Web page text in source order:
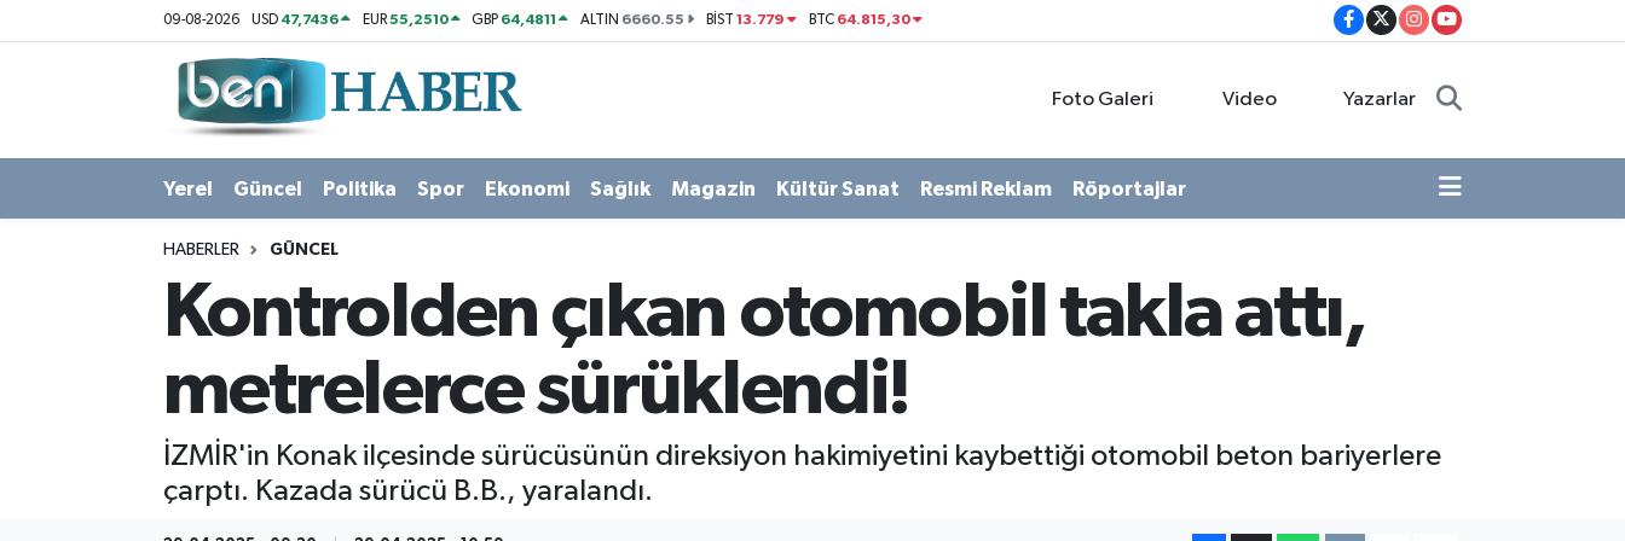
09-08-2026 USD 47,7436 EUR55,2510 GBP 64,4811 ALTIN 6660.55 BİST13.779 BTC 64.815,30
Foto Galeri Video Yazarlar
Yerel Güncel Politika Spor Ekonomi Sağlık Magazin Kültür Sanat Resmi Reklam Röportajlar
HABERLER GÜNCEL
Kontrolden çıkan otomobil takla attı,
metrelerce sürüklendi!
İZMİR'in Konak ilçesinde sürücüsünün direksiyon hakimiyetini kaybettiği otomobil beton bariyerlere
çarptı. Kazada sürücü B.B., yaralandı.
Politika
Hava Durumu
Süper Lig Puan Durumu ve Fikstür
Son Dakika Haberleri